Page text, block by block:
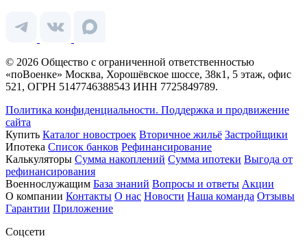
© 2026 Общество с ограниченной ответственностью
«поВоенке» Москва, Хорошёвское шоссе, 38к1, 5 этаж, офис
521, ОГРН 5147746388543 ИНН 7725849789.
Политика конфиденциальности. Поддержка и продвижение
сайта
Купить Каталог новостроек Вторичное жильё Застройщики
Ипотека Список банков Рефинансирование
Калькуляторы Сумма накоплений Сумма ипотеки Выгода от
рефинансирования
Военнослужащим База знаний Вопросы и ответы Акции
О компании Контакты О нас Новости Наша команда Отзывы
Гарантии Приложение
Соцсети